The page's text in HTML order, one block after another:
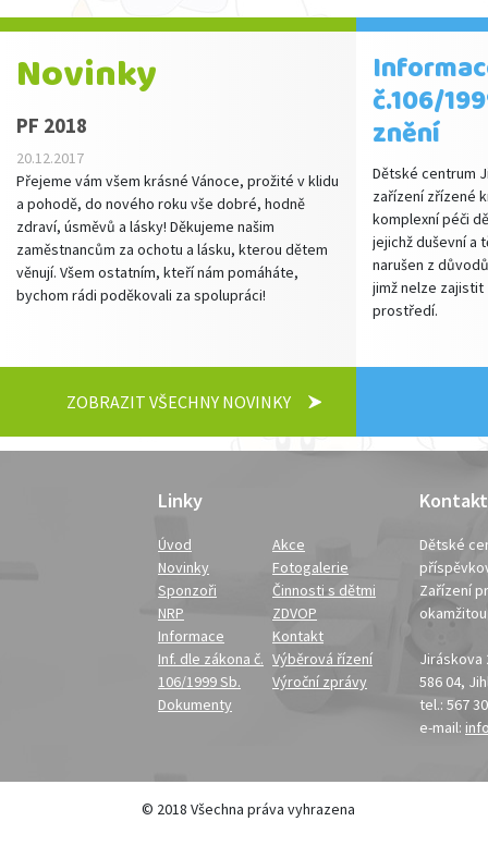
Novinky
PF 2018
20.12.2017
Přejeme vám všem krásné Vánoce, prožité v klidu
a pohodě, do nového roku vše dobré, hodně
zdraví, úsměvů a lásky! Děkujeme našim
zaměstnancům za ochotu a lásku, kterou dětem
věnují. Všem ostatním, kteří nám pomáháte,
bychom rádi poděkovali za spolupráci!
ZOBRAZIT VŠECHNY NOVINKY
č.106/
znění
Dětské centrum
zařízení zřízené
komplexní péči
jejichž duševní a
narušen z
jimž nelze zajistit
prostředí.
Linky
Úvod
Akce
Novinky
Fotogalerie
Sponzoři
Činnosti s dětmi
NRP
ZDVOP
Informace
Kontakt
Inf. dle zákona č.
106/1999 Sb.
Výběrová řízení
Výroční zprávy
Dokumenty
Kontakt
Dětské
Zařízení
Jiráskova
586 04,
tel.: 567
e-mail:
© 2018 Všechna práva vyhrazena